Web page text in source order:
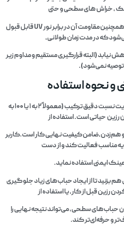
، خراش‌ های سطحی و حتی
تغییرات دما، عملکرد مناسبی دارد. همچنین مقاومت آن در برابر نور UV قابل قبول
که در مدت زمان طولانی،
(البته قرارگیری مستقیم و مداوم زیر
توصیه نمی‌شود).
و نحوه استفاده
مانند همه رزین‌های دو جزئی، رعایت نسبت دقیق ترکیب (معمولاً ۲ به ۱ یا ۱۰۰ به
و هم‌زدن،ضامن کیفیت نهایی کار است.کاربر
مناسب فعالیت کند و از دست
ایمنی استفاده نماید.
هم بزنید تا از ایجاد حباب‌های زیاد جلوگیری
قبل از کار، یا استفاده از
حباب‌های سطحی، می‌تواند نتیجه نهایی را
و حرفه‌ای‌تر کند.